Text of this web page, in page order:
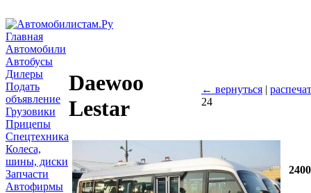
Главная
Автомобили
Автобусы
Дилеры
Подать
объявление
Грузовики
Прицепы
Спецтехника
Колеса,
шины, диски
Запчасти
Автофирмы
Daewoo
Lestar
← вернуться |
24